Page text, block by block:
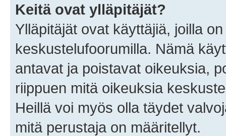
Keitä ovat ylläpitäjät?
Ylläpitäjät ovat käyttäjiä, joilla
keskustelufoorumilla. Nämä
antavat ja poistavat oikeuksia,
riippuen mitä oikeuksia
Heillä voi myös olla täydet
mitä perustaja on määritellyt.